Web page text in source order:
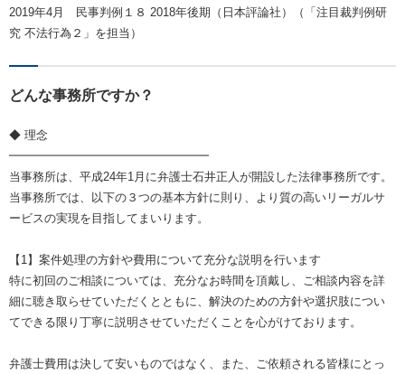
2019年4月 民事判例１８ 2018年後期（日本評論社）（「注目裁判例研
究 不法行為２」を担当）
どんな事務所ですか？
◆ 理念
━━━━━━━━━━━━━━━━━
当事務所は、平成24年1月に弁護士石井正人が開設した法律事務所です。
当事務所では、以下の３つの基本方針に則り、より質の高いリーガルサ
ービスの実現を目指してまいります。
【1】案件処理の方針や費用について充分な説明を行います
特に初回のご相談については、充分なお時間を頂戴し、ご相談内容を詳
細に聴き取らせていただくとともに、解決のための方針や選択肢につい
てできる限り丁寧に説明させていただくことを心がけております。
弁護士費用は決して安いものではなく、また、ご依頼される皆様にとっ